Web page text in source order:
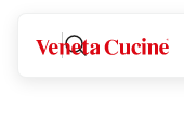
Veneta Cucine